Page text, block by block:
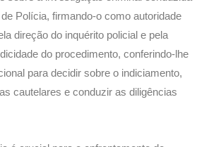
Polícia, firmando-o como autoridade
direção do inquérito policial e pela
do procedimento, conferindo-lhe
para decidir sobre o indiciamento,
cautelares e conduzir as diligências